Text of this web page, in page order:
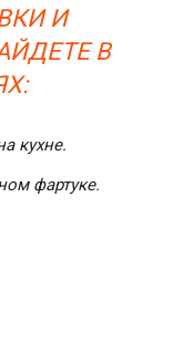
И
В
кухне.
фартуке.